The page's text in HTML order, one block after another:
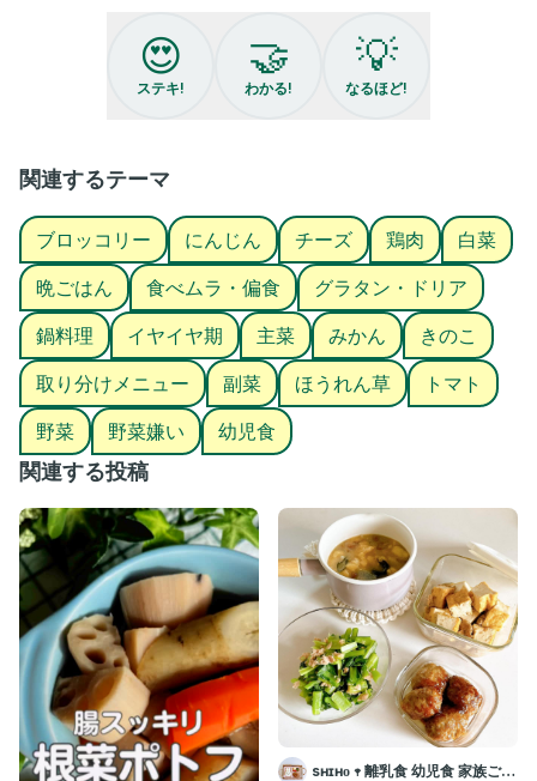
＊推奨時期…離乳食完了期以降〜
＊後期で取り分ける場合は味付けが濃いかもしれないのでお子様
の分だけお湯を足して調整してください^^
＊出汁パックは @yamahikokonbu.baby さんのものを使っていま
＊月齢に応じて細かくカットしてね◎
とろーり白菜が美味しかった〜🥰
＊＊＊＊＊＊＊
▼過去のレシピ付き投稿はこちらのタグで
#はやななレシピ
＊＊＊＊＊＊＊
ほうれん草のミートソース焼きは #ぐんまクッキングアンバサダ
ー で今月お送りいただいたちぢみほうれん草を使って作りました
♩
冬のちぢみほうれん草、とっても甘くて美味しいんですよね〜🤤
🌱
ミートソースは息子とお昼ごはんでパスタ食べた時の残り物🙊
※我が家のミートソースの作り方も過去の投稿を遡ると載ってい
ますが市販のソースでokです！
普段あまり緑のお野菜を食べない娘も、息子もミートソースとチ
ーズのおかげで完食してくれました🤤
寒い日にぴったりのほかほかメニューでした🫕💕
＊::::::::＊::::::::＊::::::::＊::::::::＊::::::::＊::::::::＊::::::::＊
😍
ステキ!
🤝
わかる!
💡
なるほど!
関連するテーマ
ブロッコリー にんじん チーズ 鶏肉
白菜
晩ごはん
食べムラ・偏食
グラタン・ドリア
鍋料理
イヤイヤ期 主菜 みかん
きのこ
取り分けメニュー
副菜 ほうれん草
トマト
野菜
野菜嫌い 幼児食
関連する投稿
sʜɪʜᴏ 𖥧 離乳食 幼児食 家族ごは